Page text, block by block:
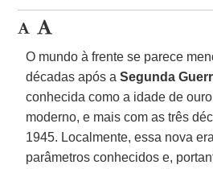
O mundo à frente se parece
décadas após aSegunda
conhecida como a idade de
moderno, e mais com as três
1945. Localmente, essa nova
parâmetros conhecidos e,